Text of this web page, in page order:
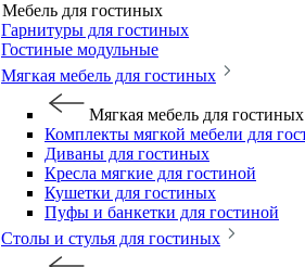
Мебель для гостиных
Гарнитуры для гостиных
Гостиные модульные
Мягкая мебель для гостиных
Мягкая мебель для гостиных
Комплекты мягкой мебели для
Диваны для гостиных
Кресла мягкие для гостиной
Кушетки для гостиных
Пуфы и банкетки для гостиной
Столы и стулья для гостиных